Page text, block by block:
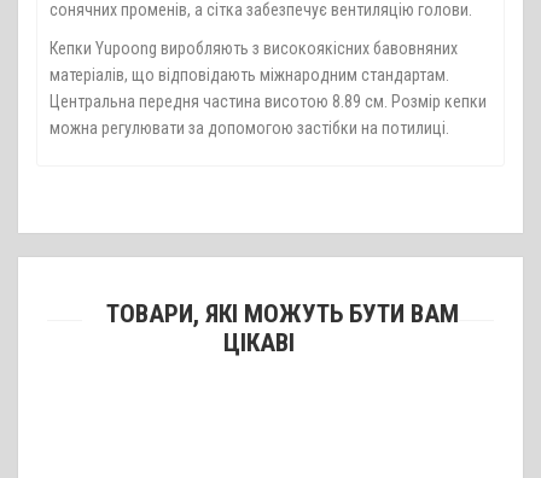
сонячних променів, а сітка забезпечує вентиляцію голови.
Кепки Yupoong виробляють з високоякісних бавовняних
матеріалів, що відповідають міжнародним стандартам.
Центральна передня частина висотою 8.89 см. Розмір кепки
можна регулювати за допомогою застібки на потилиці.
ТОВАРИ, ЯКІ МОЖУТЬ БУТИ ВАМ
ЦІКАВІ